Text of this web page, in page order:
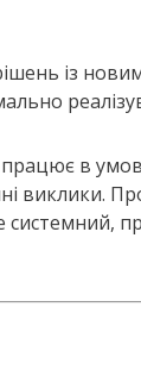
із
в
виклики.
системний,